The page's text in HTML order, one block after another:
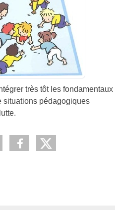
très tôt les fondamentaux
situations pédagogiques